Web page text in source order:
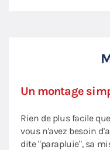
Un montage
Rien de plus facile
vous n'avez besoin
dite "parapluie", sa